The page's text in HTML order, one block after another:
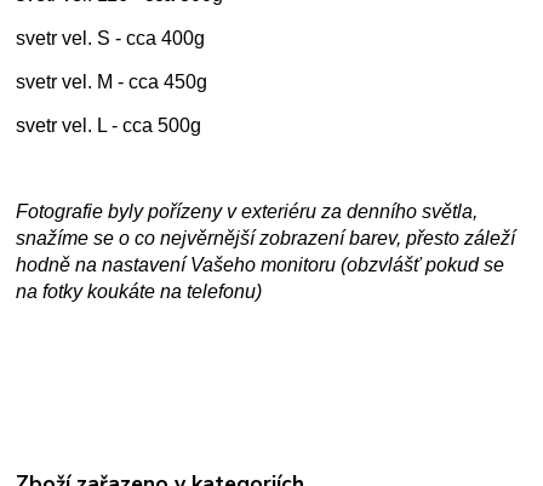
svetr vel. S - cca 400g
svetr vel. M - cca 450g
svetr vel. L - cca 500g
Fotografie byly pořízeny v exteriéru za denního světla,
snažíme se o co nejvěrnější zobrazení barev, přesto záleží
hodně na nastavení Vašeho monitoru (obzvlášť pokud se
na fotky koukáte na telefonu)